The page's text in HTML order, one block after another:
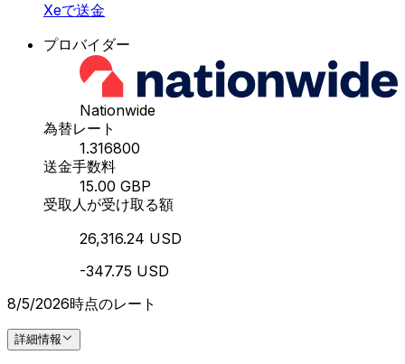
Xeで送金
プロバイダー
Nationwide
為替レート
1.316800
送金手数料
15.00 GBP
受取人が受け取る額
26,316.24 USD
-347.75 USD
8/5/2026時点のレート
詳細情報